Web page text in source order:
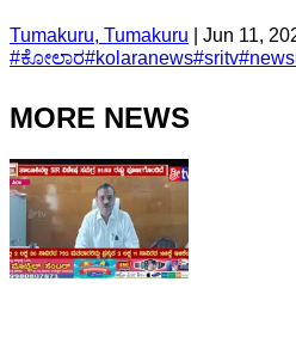
Tumakuru, Tumakuru
Jun 11,
#ಕೋಲಾರ#kolaranews#sritv#
MORE NEWS